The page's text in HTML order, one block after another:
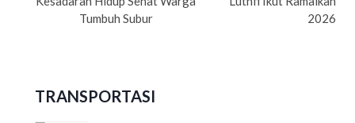
Tumbuh Subur
2026
TRANSPORTASI